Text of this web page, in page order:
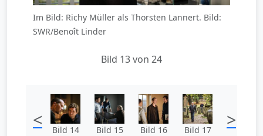
Im Bild: Richy Müller als Thorsten Lannert. Bild:
SWR/Benoît Linder
Bild 13 von 24
< Bild 14 Bild 15 Bild 16 Bild 17 >